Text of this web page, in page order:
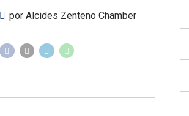
por Alcides Zenteno Chamber